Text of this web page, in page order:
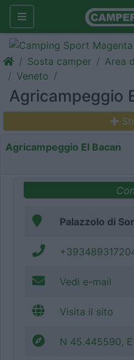
Sosta camper Area
Veneto
Agricampeggio
Agricampeggio El Bacan
Palazzolo di
Vedi e-mail
Visita il sito
N 45.445590,